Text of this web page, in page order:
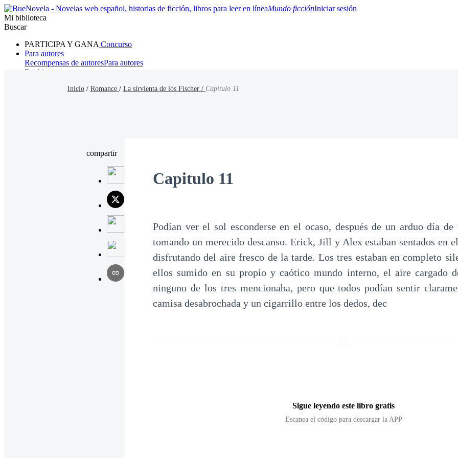
Mundo ficciónIniciar sesión
Mi biblioteca
Buscar
PARTICIPA Y GANA Concurso
Para autores
Recompensas de autoresPara autores
Ranking
Inicio / Romance / La sirvienta de los Fischer / Capitulo 11
compartir
Capitulo 11
Podían ver el sol esconderse en el ocaso, después de un arduo día de
tomando un merecido descanso. Erick, Jill y Alex estaban sentados en
disfrutando del aire fresco de la tarde. Los tres estaban en completo
ellos sumido en su propio y caótico mundo interno, el aire cargado
ninguno de los tres mencionaba, pero que todos podían sentir
camisa desabrochada y un cigarrillo entre los dedos, dec
Sigue leyendo este libro gratis
Escanea el código para descargar la APP